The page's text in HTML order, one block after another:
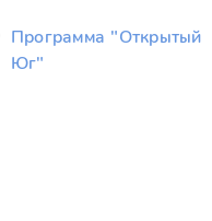
Программа "Открытый
Юг"